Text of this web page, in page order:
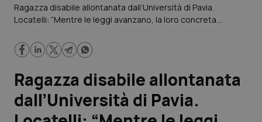
Regioni e Asl
Lavoro e Professioni
Scienza e Farmaci
Studi e Analisi
Ragazza disabile allontanata dall’Università di Pavia.
Locatelli: “Mentre le leggi avanzano, la loro concreta
e miope della disabilità”
Ragazza disabile allontanata
dall’Università di Pavia.